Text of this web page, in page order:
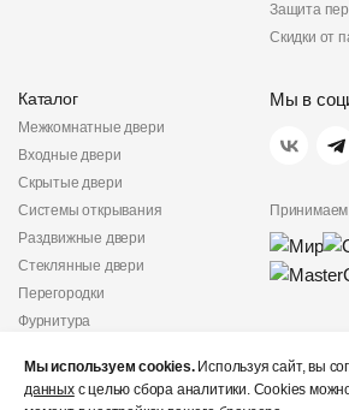
Защита
Скидки от
Каталог
Межкомнатные двери
Входные двери
Скрытые двери
Системы открывания
Раздвижные двери
Стеклянные двери
Перегородки
Фурнитура
Мы в
Принимаем
Не
Мы используем cookies.Используя сайт, вы
данныхс целью сбора аналитики. Cookies